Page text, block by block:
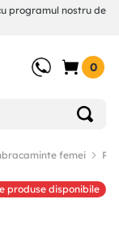
programul nostru de
0
femei
produse disponibile